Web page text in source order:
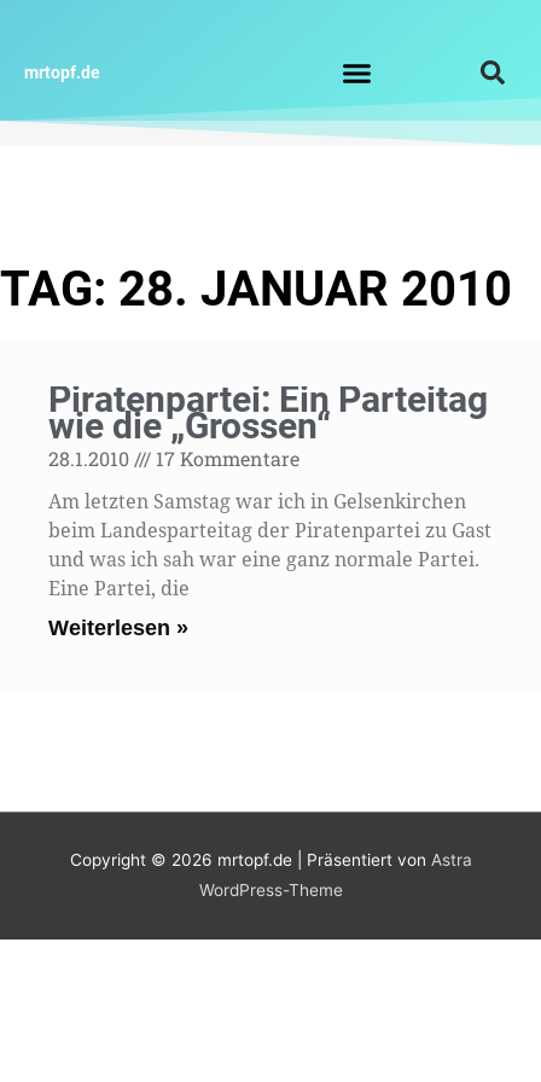
springen
mrtopf.de
TAG: 28. JANUAR 2010
Piratenpartei: Ein Parteitag
wie die „Grossen“
28.1.2010 17 Kommentare
Am letzten Samstag war ich in Gelsenkirchen
beim Landesparteitag der Piratenpartei zu Gast
und was ich sah war eine ganz normale Partei.
Eine Partei, die
Weiterlesen »
Copyright © 2026 mrtopf.de| Präsentiert von Astra
WordPress-Theme